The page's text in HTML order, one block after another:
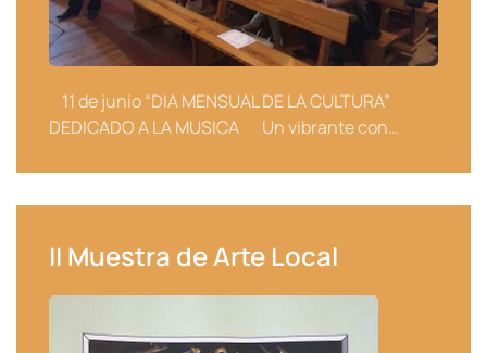
11 de junio “DIA MENSUAL DE LA CULTURA”
DEDICADO A LA MUSICA Un vibrante con…
II Muestra de Arte Local